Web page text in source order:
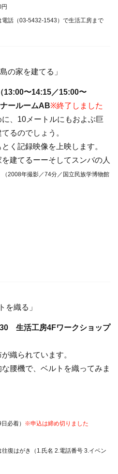
話（03-5432-1543）で生活工房まで
の家を建てる」
13:00〜14:15／15:00〜
ールームAB※終了しました
、10メートルにもおよぶ巨
るのでしょう。
く記録映像を上映します。
建てるーーそしてスンバの人
（2008年撮影／74分／国立民族学博物館
を織る」
生活工房4Fワークショップ
織られています。
腰機で、ベルトを織ってみま
必着） ※申込は締め切りました
復はがき（1.氏名 2.電話番号 3.イベン